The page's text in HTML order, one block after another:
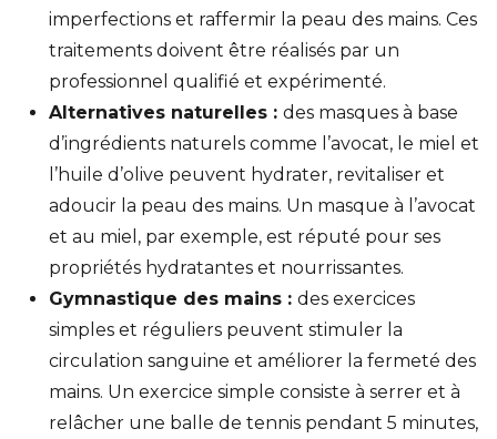
imperfections et raffermir la peau des mains. Ces
traitements doivent être réalisés par un
professionnel qualifié et expérimenté.
Alternatives naturelles : des masques à base
d’ingrédients naturels comme l’avocat, le miel et
l’huile d’olive peuvent hydrater, revitaliser et
adoucir la peau des mains. Un masque à l’avocat
et au miel, par exemple, est réputé pour ses
propriétés hydratantes et nourrissantes.
Gymnastique des mains : des exercices
simples et réguliers peuvent stimuler la
circulation sanguine et améliorer la fermeté des
mains. Un exercice simple consiste à serrer et à
relâcher une balle de tennis pendant 5 minutes,